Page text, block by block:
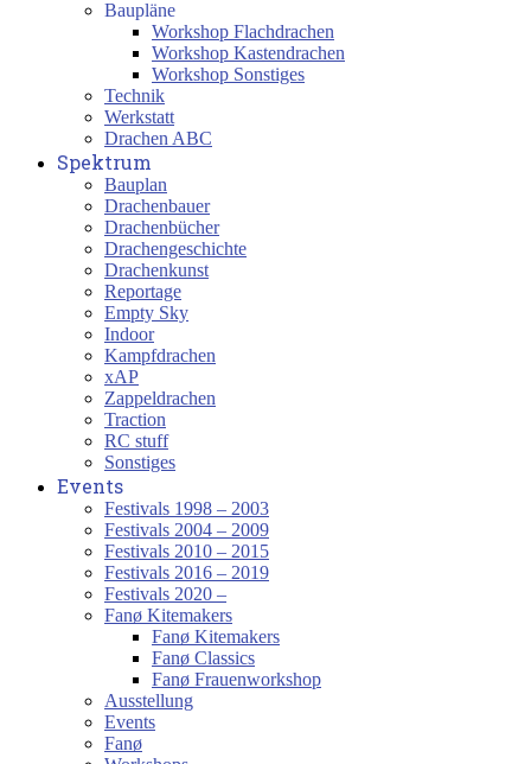
Baupläne
Workshop Flachdrachen
Workshop Kastendrachen
Workshop Sonstiges
Technik
Werkstatt
Drachen ABC
Spektrum
Bauplan
Drachenbauer
Drachenbücher
Drachengeschichte
Drachenkunst
Reportage
Empty Sky
Indoor
Kampfdrachen
xAP
Zappeldrachen
Traction
RC stuff
Sonstiges
Events
Festivals 1998 – 2003
Festivals 2004 – 2009
Festivals 2010 – 2015
Festivals 2016 – 2019
Festivals 2020 –
Fanø Kitemakers
Fanø Kitemakers
Fanø Classics
Fanø Frauenworkshop
Ausstellung
Events
Fanø